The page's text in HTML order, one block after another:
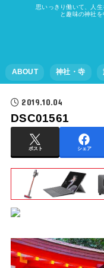
思いっきり働いて、人
と趣味の神社
ABOUT 神社・寺
2019.10.04
DSC01561
ポスト シェア